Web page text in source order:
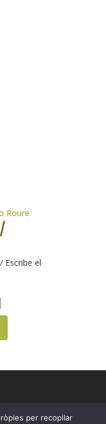
Escribe el
per recopilar